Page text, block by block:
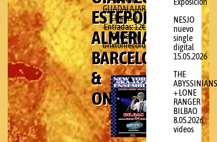
ESTEPONA,
ALMERIA,
BARCELONA
&
ONDARROA
GUADALAJARA Pub
Chinaski
Entradas: 12€
(Chinaski,
brixtonrecords.com/denda)
Exposición
NESJO
nuevo
single
digital
15.05.2026
THE
ABYSSINIANS
+ LONE
RANGER
BILBAO
8.05.2026
videos